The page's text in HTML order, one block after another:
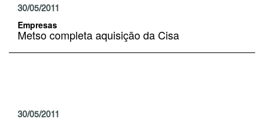
30/05/2011
Empresas
Metso completa aquisição da Cisa
30/05/2011